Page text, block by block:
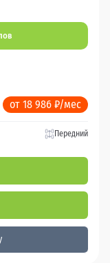
от 18 986 ₽/мес
Передний